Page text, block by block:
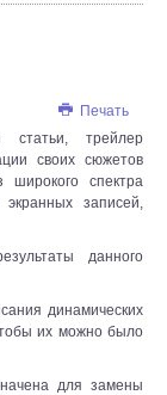
Печать
статьи, трейлер
своих сюжетов
широкого спектра
записей,
данного
динамических
их можно было
для замены